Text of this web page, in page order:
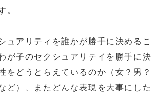
。
ュアリティを誰かが勝手に決めるこ
が子のセクシュアリテイを勝手に決
をどうとらえているのか（女？男？
ど）、またどんな表現を大事にした